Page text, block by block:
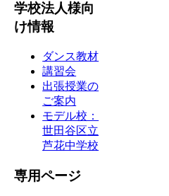
学校法人様向
け情報
ダンス教材
講習会
出張授業の
ご案内
モデル校：
世田谷区立
芦花中学校
専用ページ